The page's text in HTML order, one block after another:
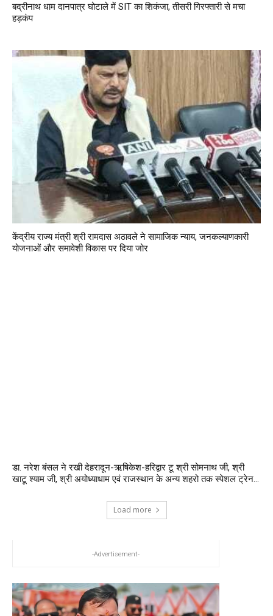
बद्रीनाथ धाम दानपात्र घोटाले में SIT का शिकंजा, तीसरी गिरफ्तारी से मचा
हड़कंप
केंद्रीय राज्य मंत्री श्री रामदास अठावले ने सामाजिक न्याय, जनकल्याणकारी
योजनाओं और समावेशी विकास पर दिया जोर
डा. नरेश बंसल ने रखी देहरादून-ऋषिकेश-हरिद्वार टू श्री सोमनाथ जी, श्री
खाटू श्याम जी, श्री अयोध्याधाम एवं राजस्थान के अन्य शहरो तक स्पेशल ट्रेन...
Load more
-Advertisement-